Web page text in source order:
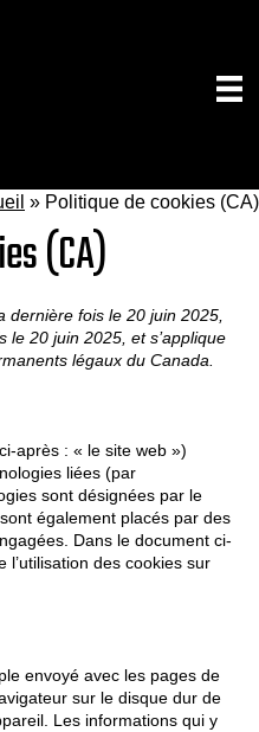
» Politique de cookies (CA)
(CA)
dernière fois le 20 juin 2025,
le 20 juin 2025, et s’applique
légaux du Canada.
après : « le site web »)
liées (par
sont désignées par le
également placés par des
Dans le document ci-
l’utilisation des cookies sur
envoyé avec les pages de
sur le disque dur de
Les informations qui y